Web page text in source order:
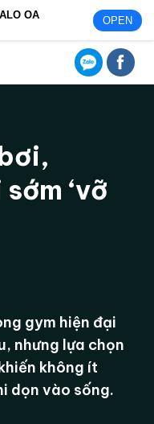
OA OPEN
‘vỡ
gym hiện đại
nhưng lựa chọn
không ít
dọn vào sống.